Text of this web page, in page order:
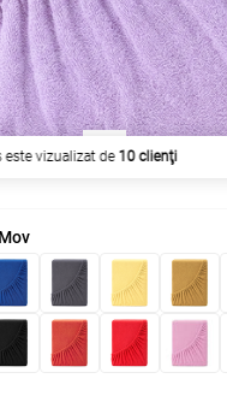
acesta a fost cumpărat de64 clienţi
Mov